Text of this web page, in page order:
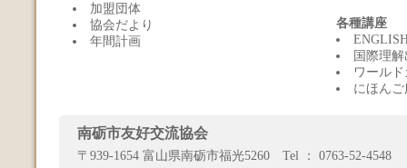
加盟団体
協会だより
年間計画
各種講座
国際理
ワール
にほん
南砺市友好交流協会
〒939-1654 富山県南砺市福光5260 Tel ： 0763-52-